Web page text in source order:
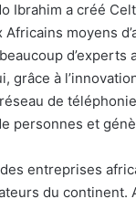
Ibrahim a créé
moyens
grâce à
de
personnes et
entreprises
du continent.